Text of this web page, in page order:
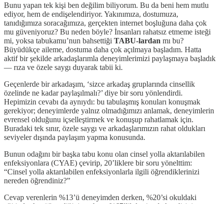
Bunu yapan tek kişi ben değilim biliyorum. Bu da beni hem mutlu
ediyor, hem de endişelendiriyor. Yakınımıza, dostumuza,
tanıdığımıza soracağımıza, gerçekten internet boşluğuna daha çok
mu güveniyoruz? Bu neden böyle? İnsanları rahatsız etmeme isteği
mi, yoksa tabukamu’nun bahsettiği TABU-lardan mı bu?
Büyüdükçe aileme, dostuma daha çok açılmaya başladım. Hatta
aktif bir şekilde arkadaşlarımla deneyimlerimizi paylaşmaya başladık
— rıza ve özele saygı duyarak tabii ki.
Geçenlerde bir arkadaşım, ‘sizce arkadaş gruplarında cinsellik
özelinde ne kadar paylaşılmalı?’ diye bir soru yönlendirdi.
Hepimizin cevabı da aynıydı: bu tabulaşmış konuları konuşmak
gerekiyor; deneyimlerde yalnız olmadığımızı anlamak, deneyimlerin
evrensel olduğunu içselleştirmek ve konuşup rahatlamak için.
Buradaki tek sınır, özele saygı ve arkadaşlarımızın rahat oldukları
seviyeler dışında paylaşım yapma konusunda.
Bunun odağını bir başka tabu konu olan cinsel yolla aktarılabilen
enfeksiyonlara (CYAE) çevirip, 20’liklere bir soru yönelttim:
“Cinsel yolla aktarılabilen enfeksiyonlarla ilgili öğrendiklerinizi
nereden öğrendiniz?”
Cevap verenlerin %13’ü deneyimden derken, %20’si okuldaki